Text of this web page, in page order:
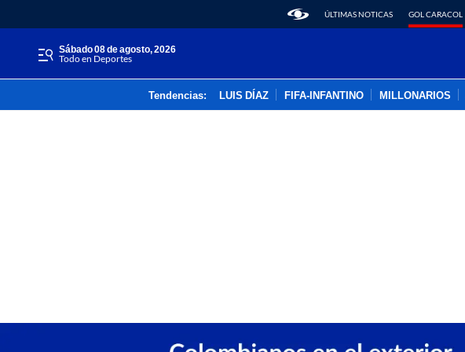
ÚLTIMAS NOTICAS GOL CARACOL
sábado 08 de agosto, 2026
Todo en Deportes
Tendencias: LUIS DÍAZ FIFA-INFANTINO MILLONARIOS